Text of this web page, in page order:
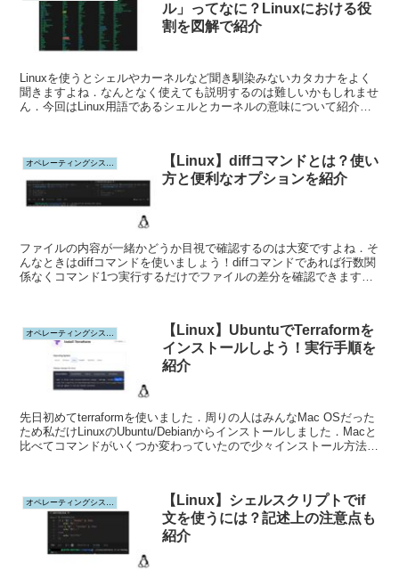
ル」ってなに？Linuxにおける役
割を図解で紹介
Linuxを使うとシェルやカーネルなど聞き馴染みないカタカナをよく
聞きますよね．なんとなく使えても説明するのは難しいかもしれませ
ん．今回はLinux用語であるシェルとカーネルの意味について紹介し
オペレーティングシステム
【Linux】diffコマンドとは？使い
方と便利なオプションを紹介
ファイルの内容が一緒かどうか目視で確認するのは大変ですよね．そ
んなときはdiffコマンドを使いましょう！diffコマンドであれば行数関
係なくコマンド1つ実行するだけでファイルの差分を確認できます．
【Linux】UbuntuでTerraformを
インストールしよう！実行手順を
紹介
先日初めてterraformを使いました．周りの人はみんなMac OSだった
ため私だけLinuxのUbuntu/Debianからインストールしました．Macと
比べてコマンドがいくつか変わっていたので少々インストール方法に
オペレーティングシステム
【Linux】シェルスクリプトでif
文を使うには？記述上の注意点も
紹介